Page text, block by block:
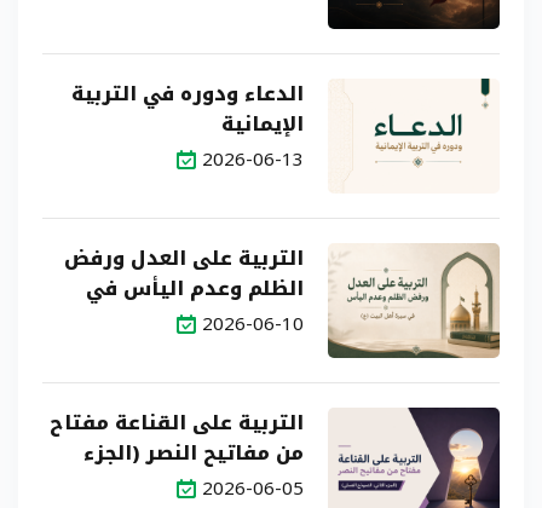
الدعاء ودوره في التربية
الإيمانية
2026-06-13
التربية على العدل ورفض
الظلم وعدم اليأس في
سيرة أهل البيت (ع)
2026-06-10
التربية على القناعة مفتاح
من مفاتيح النصر (الجزء
الثاني: النموذج العملي)
2026-06-05